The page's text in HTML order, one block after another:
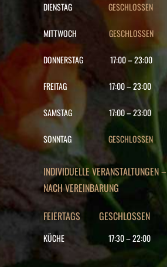
DIENSTAG GESCHLOSSEN
MITTWOCH GESCHLOSSEN
DONNERSTAG 17:00–23:00
FREITAG 17:00–23:00
SAMSTAG 17:00–23:00
SONNTAG GESCHLOSSEN
INDIVIDUELLE VERANSTALTUNGEN –
NACH VEREINBARUNG
FEIERTAGS GESCHLOSSEN
KÜCHE 17:30–22:00